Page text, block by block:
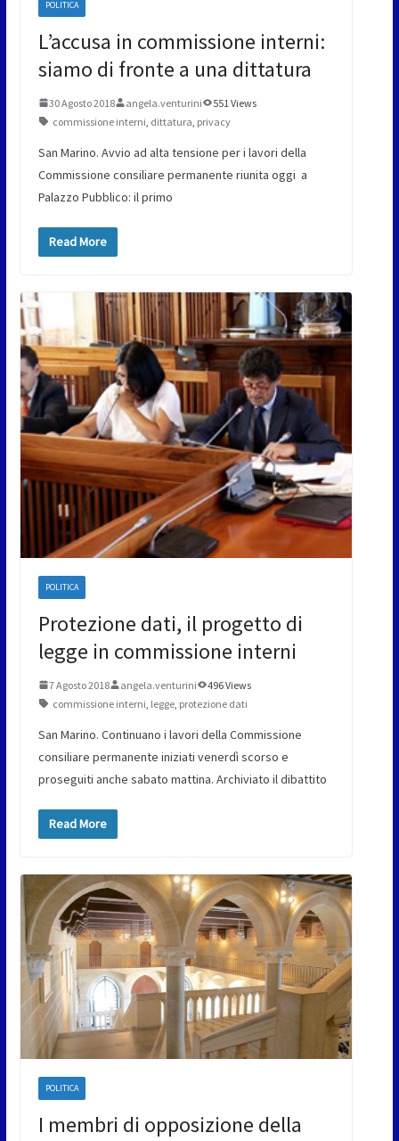
POLITICA
L’accusa in commissione interni:
siamo di fronte a una dittatura
30 Agosto 2018 angela.venturini
551 Views
commissione interni dittatura privacy
San Marino. Avvio ad alta tensione per i lavori della
Commissione consiliare permanente riunita oggi a
Palazzo Pubblico: il primo
Read More
POLITICA
Protezione dati, il progetto di
legge in commissione interni
7 Agosto 2018 angela.venturini
496 Views
commissione interni legge, protezione dati
San Marino. Continuano i lavori della Commissione
consiliare permanente iniziati venerdì scorso e
proseguiti anche sabato mattina. Archiviato il dibattito
Read More
POLITICA
I membri di opposizione della